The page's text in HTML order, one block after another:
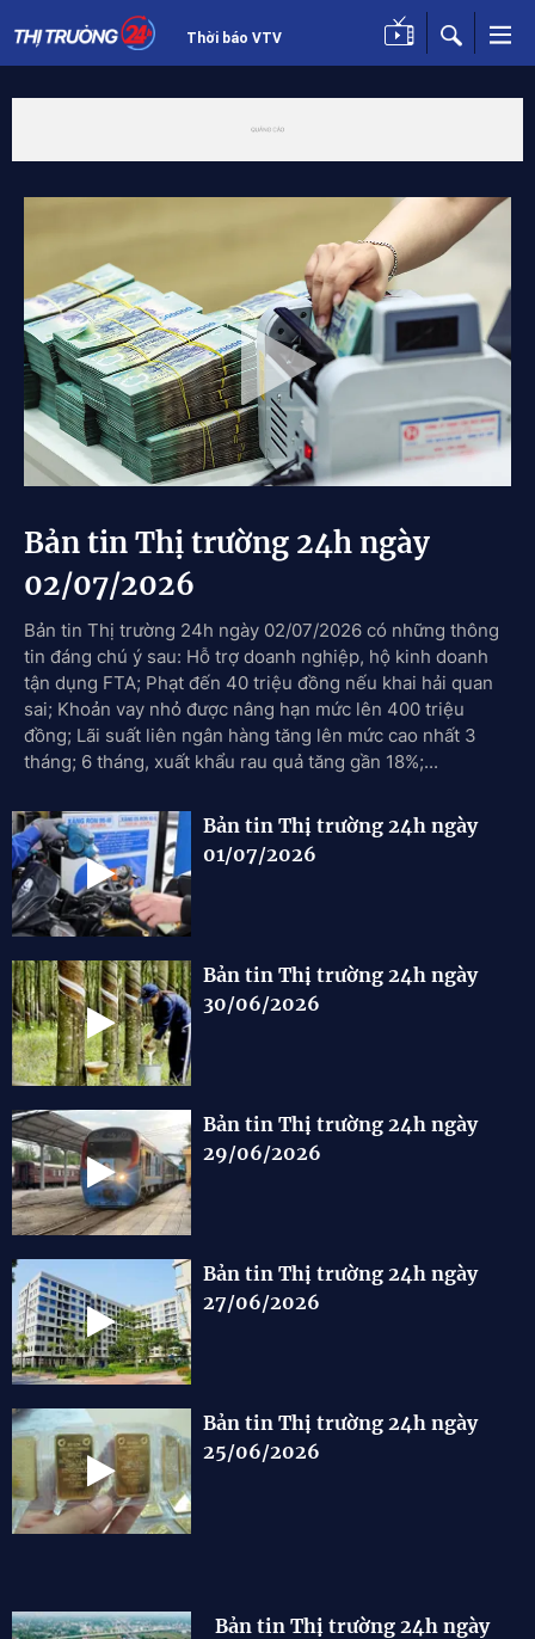
Thời báo VTV
Bản tin Thị trường 24h ngày
02/07/2026
Bản tin Thị trường 24h ngày 02/07/2026 có những thông
tin đáng chú ý sau: Hỗ trợ doanh nghiệp, hộ kinh doanh
tận dụng FTA; Phạt đến 40 triệu đồng nếu khai hải quan
sai; Khoản vay nhỏ được nâng hạn mức lên 400 triệu
đồng; Lãi suất liên ngân hàng tăng lên mức cao nhất 3
tháng; 6 tháng, xuất khẩu rau quả tăng gần 18%;...
Bản tin Thị trường 24h ngày
01/07/2026
Bản tin Thị trường 24h ngày
30/06/2026
Bản tin Thị trường 24h ngày
29/06/2026
Bản tin Thị trường 24h ngày
27/06/2026
Bản tin Thị trường 24h ngày
25/06/2026
Bản tin Thị trường 24h ngày